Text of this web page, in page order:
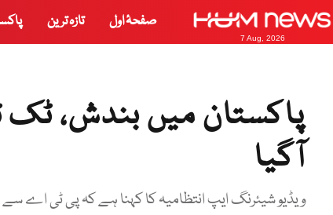
7 Aug, 2026
صفحۂ اول تازہ ترین
پاکستان میں بندش، ٹک
آگیا
ویڈیو شیئرنگ ایپ انتظامیہ کا کہنا ہے کہ پی ٹی اے